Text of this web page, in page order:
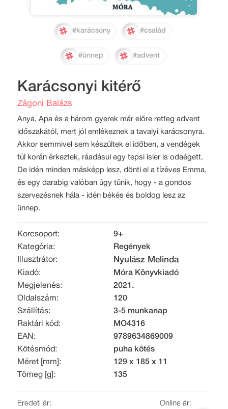
#karácsony #család
#ünnep #advent
Karácsonyi kitérő
Zágoni Balázs
Anya, Apa és a három gyerek már előre retteg advent
időszakától, mert jól emlékeznek a tavalyi karácsonyra.
Akkor semmivel sem készültek el időben, a vendégek
túl korán érkeztek, ráadásul egy tepsi isler is odaégett.
De idén minden másképp lesz, dönti el a tízéves Emma,
és egy darabig valóban úgy tűnik, hogy - a gondos
szervezésnek hála - idén békés és boldog lesz az
ünnep.
Korcsoport:
9+
Kategória:
Regények
Illusztrátor:
Nyulász Melinda
Kiadó:
Móra Könyvkiadó
Megjelenés:
2021.
Oldalszám:
120
Szállítás:
3-5 munkanap
Raktári kód:
MO4316
EAN:
9789634869009
Kötésmód:
puha kötés
Méret [mm]:
129 x 185 x 11
Tömeg [g]:
135
Eredeti ár:
Online ár: